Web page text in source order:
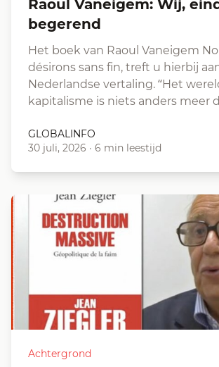
Raoul Vaneigem: Wij, eindeloos
begerend
Het boek van Raoul Vaneigem
désirons sans fin, treft u hierbij
Nederlandse vertaling. “Het
kapitalisme is niets anders meer
GLOBALINFO
30 juli, 2026 · 6 min leestijd
Achtergrond